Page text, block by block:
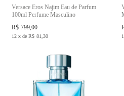
Versace Eros Najim Eau de Parfum
100ml Perfume Masculino
R$ 799,00
12 x de R$ 81,30